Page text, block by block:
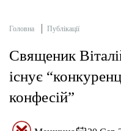
Головна Публікації
Священик
існує
конфесій”